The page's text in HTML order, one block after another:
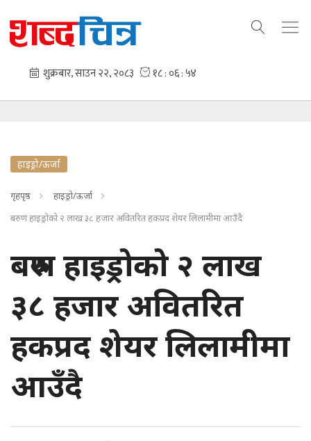
हाइड्रो/ऊर्जा
गृहपृष्ठ
हाइड्रो/ऊर्जा
बरुण हाइड्रोको २ लाख ३८ हजार अवितरित हकप्रद शेयर लिलामीमा आउँदै
बरुण हाइड्रोको २ लाख
३८ हजार अवितरित
हकप्रद शेयर लिलामीमा
आउँदै